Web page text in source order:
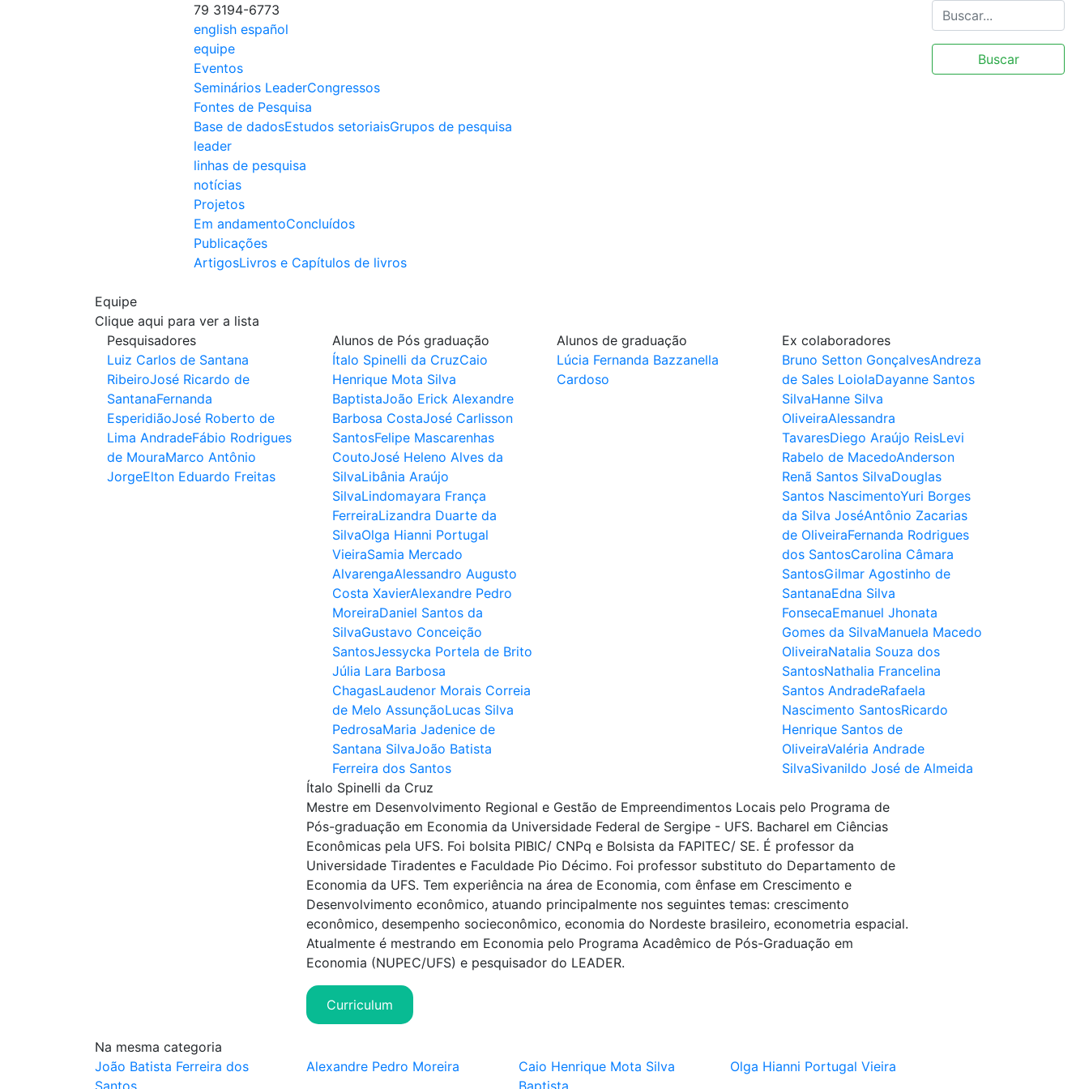
79 3194-6773
english español
equipe
Eventos
Seminários LeaderCongressos
Fontes de Pesquisa
Base de dadosEstudos setoriaisGrupos de pesquisa
leader
linhas de pesquisa
notícias
Projetos
Em andamentoConcluídos
Publicações
ArtigosLivros e Capítulos de livros
Buscar
Equipe
Clique aqui para ver a lista
Pesquisadores
Luiz Carlos de Santana
RibeiroJosé Ricardo de
SantanaFernanda
EsperidiãoJosé Roberto de
Lima AndradeFábio Rodrigues
de MouraMarco Antônio
JorgeElton Eduardo Freitas
Alunos de Pós graduação
Ítalo Spinelli da CruzCaio
Henrique Mota Silva
BaptistaJoão Erick Alexandre
Barbosa CostaJosé Carlisson
SantosFelipe Mascarenhas
CoutoJosé Heleno Alves da
SilvaLibânia Araújo
SilvaLindomayara França
FerreiraLizandra Duarte da
SilvaOlga Hianni Portugal
VieiraSamia Mercado
AlvarengaAlessandro Augusto
Costa XavierAlexandre Pedro
MoreiraDaniel Santos da
SilvaGustavo Conceição
SantosJessycka Portela de Brito
Júlia Lara Barbosa
ChagasLaudenor Morais Correia
de Melo AssunçãoLucas Silva
PedrosaMaria Jadenice de
Santana SilvaJoão Batista
Ferreira dos Santos
Alunos de graduação
Lúcia Fernanda Bazzanella
Cardoso
Ex colaboradores
Bruno Setton GonçalvesAndreza
de Sales LoiolaDayanne Santos
SilvaHanne Silva
OliveiraAlessandra
TavaresDiego Araújo ReisLevi
Rabelo de MacedoAnderson
Renã Santos SilvaDouglas
Santos NascimentoYuri Borges
da Silva JoséAntônio Zacarias
de OliveiraFernanda Rodrigues
dos SantosCarolina Câmara
SantosGilmar Agostinho de
SantanaEdna Silva
FonsecaEmanuel Jhonata
Gomes da SilvaManuela Macedo
OliveiraNatalia Souza dos
SantosNathalia Francelina
Santos AndradeRafaela
Nascimento SantosRicardo
Henrique Santos de
OliveiraValéria Andrade
SilvaSivanildo José de Almeida
Ítalo Spinelli da Cruz
Mestre em Desenvolvimento Regional e Gestão de Empreendimentos Locais pelo Programa de
Pós-graduação em Economia da Universidade Federal de Sergipe - UFS. Bacharel em Ciências
Econômicas pela UFS. Foi bolsita PIBIC/ CNPq e Bolsista da FAPITEC/ SE. É professor da
Universidade Tiradentes e Faculdade Pio Décimo. Foi professor substituto do Departamento de
Economia da UFS. Tem experiência na área de Economia, com ênfase em Crescimento e
Desenvolvimento econômico, atuando principalmente nos seguintes temas: crescimento
econômico, desempenho socieconômico, economia do Nordeste brasileiro, econometria espacial.
Atualmente é mestrando em Economia pelo Programa Acadêmico de Pós-Graduação em
Economia (NUPEC/UFS) e pesquisador do LEADER.
Curriculum
Na mesma categoria
João Batista Ferreira dos
Santos
Alexandre Pedro Moreira
Caio Henrique Mota Silva
Baptista
Olga Hianni Portugal Vieira